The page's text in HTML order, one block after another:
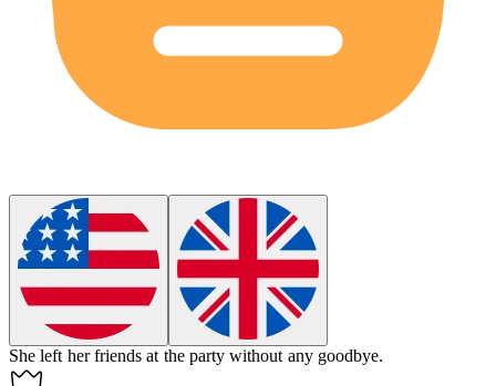
Sheleft her friends at the party without any goodbye.